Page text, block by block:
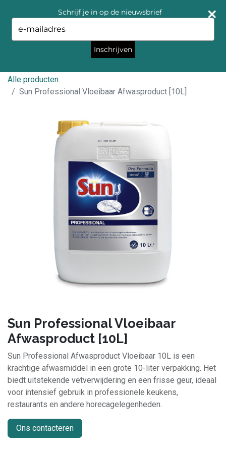
Alle producten
Sun Professional Vloeibaar Afwasproduct [10L]
Sun Professional Vloeibaar
Afwasproduct [10L]
Sun Professional Afwasproduct Vloeibaar 10L is een
krachtige afwasmiddel in een grote 10-liter verpakking. Het
biedt uitstekende vetverwijdering en een frisse geur, ideaal
voor intensief gebruik in professionele keukens,
restaurants en andere horecagelegenheden.
Ons contacteren
Schrijf je in op de nieuwsbrief
your
email
Inschrijven